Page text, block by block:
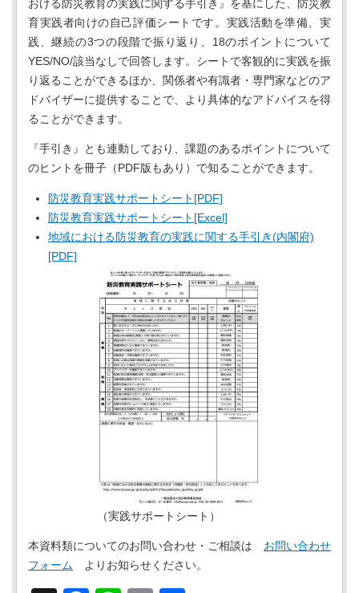
おける防災教育の実践に関する手引き』を基にした、防災教
育実践者向けの自己評価シートです。実践活動を準備、実
践、継続の3つの段階で振り返り、18のポイントについて
YES/NO/該当なしで回答します。シートで客観的に実践を振
り返ることができるほか、関係者や有識者・専門家などのア
ドバイザーに提供することで、より具体的なアドバイスを得
ることができます。
『手引き』とも連動しており、課題のあるポイントについて
のヒントを冊子（PDF版もあり）で知ることができます。
防災教育実践サポートシート[PDF]
防災教育実践サポートシート[Excel]
地域における防災教育の実践に関する手引き(内閣府)
[PDF]
（実践サポートシート）
本資料類についてのお問い合わせ・ご相談は お問い合わせ
フォーム よりお知らせください。